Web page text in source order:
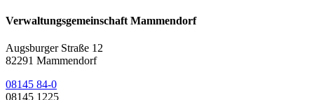
Verwaltungsgemeinschaft Mammendorf
Augsburger Straße 12
82291 Mammendorf
08145 84-0
08145 1225